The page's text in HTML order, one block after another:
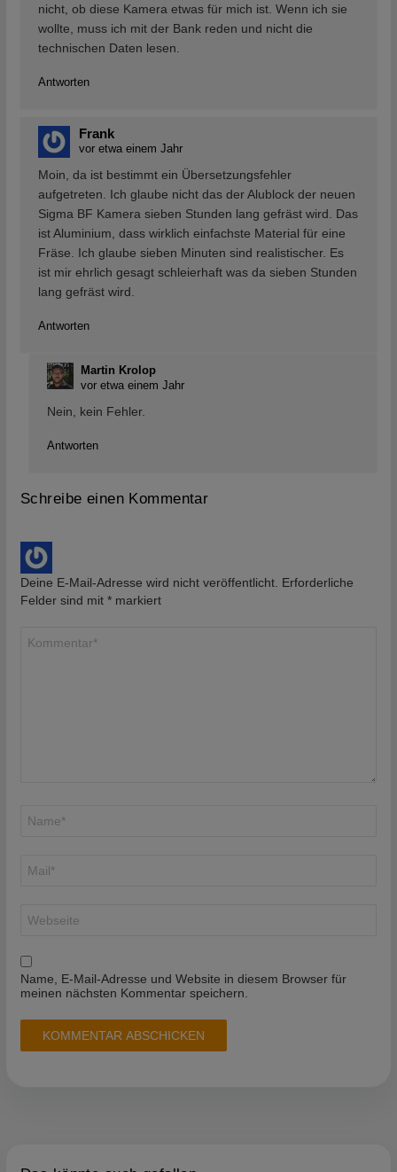
nicht, ob diese Kamera etwas für mich ist. Wenn ich sie
wollte, muss ich mit der Bank reden und nicht die
technischen Daten lesen.
Antworten
Frank
vor etwa einem Jahr
Moin, da ist bestimmt ein Übersetzungsfehler
aufgetreten. Ich glaube nicht das der Alublock der neuen
Sigma BF Kamera sieben Stunden lang gefräst wird. Das
ist Aluminium, dass wirklich einfachste Material für eine
Fräse. Ich glaube sieben Minuten sind realistischer. Es
ist mir ehrlich gesagt schleierhaft was da sieben Stunden
lang gefräst wird.
Antworten
Martin Krolop
vor etwa einem Jahr
Nein, kein Fehler.
Antworten
Schreibe einen Kommentar
Deine E-Mail-Adresse wird nicht veröffentlicht. Erforderliche
Felder sind mit * markiert
Mail-
Name, E-Mail-Adresse und Website in diesem Browser für
meinen nächsten Kommentar speichern.